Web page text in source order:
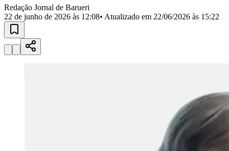
Selecione sua regiãoPara notícias da sua região
AldeiaAldeia da Serra
Belval
Jardim
Jardim Maria Helena
Jardim
Jardim ReginaliceJardim São
Jardim Silveira
Jardim
OsascoParque dos
Parque Viana
Redação Jornal de Barueri
22 de junho de 2026 às 12:08• Atualizado em 22/06/2026 às 15:22